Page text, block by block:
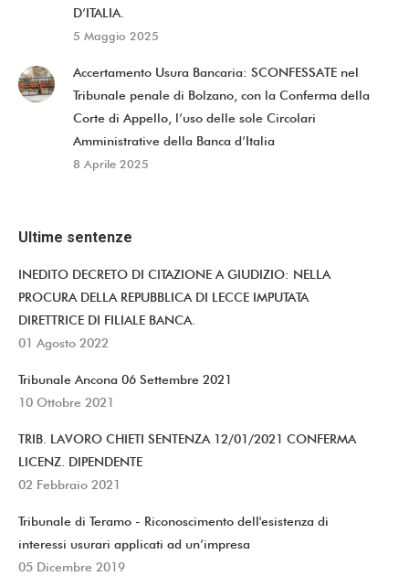
D’ITALIA.
5 Maggio 2025
Accertamento Usura Bancaria: SCONFESSATE nel
Tribunale penale di Bolzano, con la Conferma della
Corte di Appello, l’uso delle sole Circolari
Amministrative della Banca d’Italia
8 Aprile 2025
Ultime sentenze
INEDITO DECRETO DI CITAZIONE A GIUDIZIO: NELLA
PROCURA DELLA REPUBBLICA DI LECCE IMPUTATA
DIRETTRICE DI FILIALE BANCA.
01 Agosto 2022
Tribunale Ancona 06 Settembre 2021
10 Ottobre 2021
TRIB. LAVORO CHIETI SENTENZA 12/01/2021 CONFERMA
LICENZ. DIPENDENTE
02 Febbraio 2021
Tribunale di Teramo - Riconoscimento dell'esistenza di
interessi usurari applicati ad un’impresa
05 Dicembre 2019